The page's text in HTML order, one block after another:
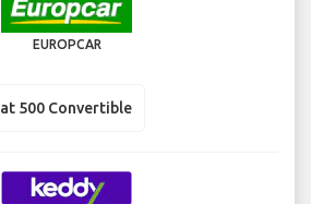
EUROPCAR
500 Convertible